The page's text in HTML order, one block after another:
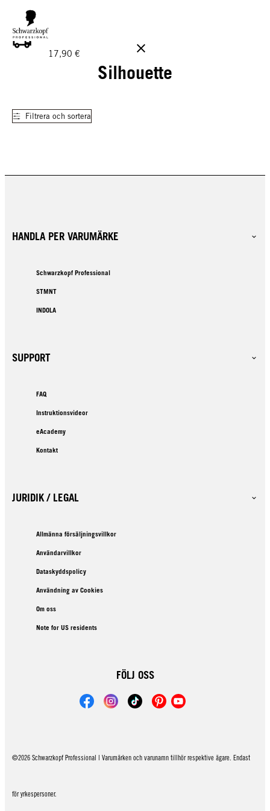
GRATIS LEVERANS PÅ BESTÄLLNINGAR ÖVER 160 €!
17,90 €
Silhouette
Filtrera och sortera
HANDLA PER VARUMÄRKE
Schwarzkopf Professional
STMNT
INDOLA
SUPPORT
FAQ
Instruktionsvideor
eAcademy
Kontakt
JURIDIK / LEGAL
Allmänna försäljningsvillkor
Användarvillkor
Dataskyddspolicy
Användning av Cookies
Om oss
Note for US residents
FÖLJ OSS
©2026 Schwarzkopf Professional | Varumärken och varunamn tillhör respektive ägare. Endast
för yrkespersoner.